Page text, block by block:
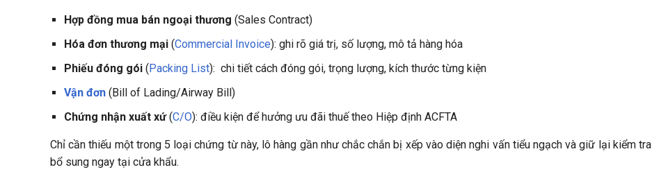
Hợp đồng mua bán ngoại thương (Sales Contract)
Hóa đơn thương mại (Commercial Invoice): ghi rõ giá trị, số lượng, mô tả hàng hóa
Phiếu đóng gói (Packing List): chi tiết cách đóng gói, trọng lượng, kích thước từng kiện
Vận đơn (Bill of Lading/Airway Bill)
Chứng nhận xuất xứ(C/O): điều kiện để hưởng ưu đãi thuế theo Hiệp định ACFTA
Chỉ cần thiếu một trong 5 loại chứng từ này, lô hàng gần như chắc chắn bị xếp vào diện nghi vấn tiểu ngạch và giữ lại kiểm tra
bổ sung ngay tại cửa khẩu.